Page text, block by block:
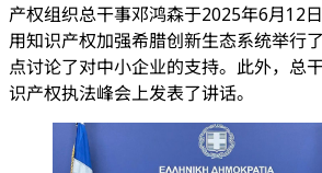
产权组织总干事邓鸿森于2025年6月12
用知识产权加强希腊创新生态系统举行
点讨论了对中小企业的支持。此外，总
识产权执法峰会上发表了讲话。